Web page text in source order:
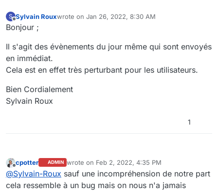
S
Offline
Sylvain Rouxwrote on Jan 26, 2022, 8:30 AM
last edited by Sylvain RouxJan 26, 2022, 9:31 AM
Bonjour ;
Il s'agit des évènements du jour même qui sont envoyés
en immédiat.
Cela est en effet très perturbant pour les utilisateurs.
Bien Cordialement
Sylvain Roux
1
Offline
cpotter ADMIN wrote on Feb 2, 2022, 4:35 PM
last edited by cpotterFeb 2, 2022, 5:35 PM
@Sylvain-Roux sauf une incompréhension de notre part
cela ressemble à un bug mais on nous n'a jamais